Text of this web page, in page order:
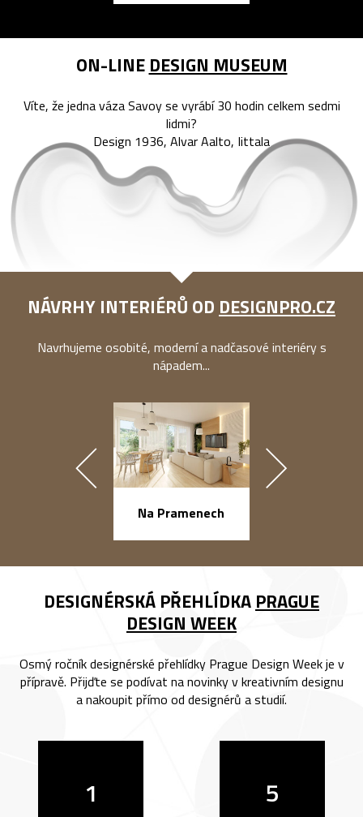
ON-LINE DESIGN MUSEUM
Víte, že jedna váza Savoy se vyrábí 30 hodin celkem sedmi
lidmi?
Design 1936, Alvar Aalto, Iittala
NÁVRHY INTERIÉRŮ OD DESIGNPRO.CZ
Navrhujeme osobité, moderní a nadčasové interiéry s
nápadem...
Na Pramenech
DESIGNÉRSKÁ PŘEHLÍDKA PRAGUE
DESIGN WEEK
Osmý ročník designérské přehlídky Prague Design Week je v
přípravě. Přijďte se podívat na novinky v kreativním designu
a nakoupit přímo od designérů a studií.
1 5